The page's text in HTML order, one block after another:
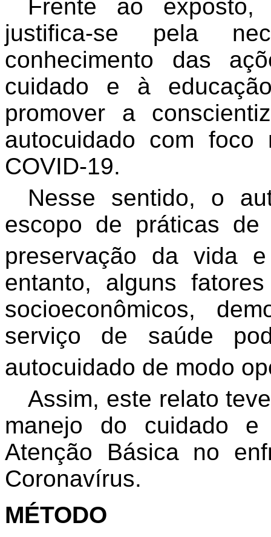
Frente ao
justifica-se pela
conhecimento das
cuidado e à
promover a
autocuidado com
COVID-19.
Nesse sentido, o
escopo de práticas
preservação da vida
entanto, alguns
socioeconômicos,
serviço de saúde
autocuidado de modo
Assim, este relato
manejo do cuidado
Atenção Básica no
Coronavírus.
MÉTODO